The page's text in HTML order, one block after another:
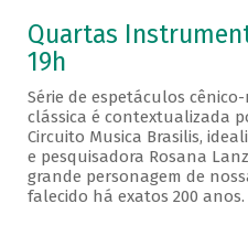
Quartas
19h
Série de espetáculos
clássica é contextualizada
Circuito Musica Brasilis,
e pesquisadora Rosana
grande personagem de
falecido há exatos 200 anos.